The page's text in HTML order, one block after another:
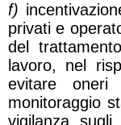
f)
privati e
del
lavoro, nel
evitare oneri
monitoraggio
vigilanza